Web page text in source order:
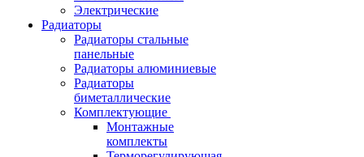
Электрические
Радиаторы
Радиаторы стальные
панельные
Радиаторы алюминиевые
Радиаторы
биметаллические
Комплектующие
Монтажные
комплекты